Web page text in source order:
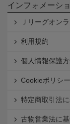
インフォメーシ
Ｊリーグオン
利用規約
個人情報保護
Cookieポリシー
特定商取引法
古物営業法に